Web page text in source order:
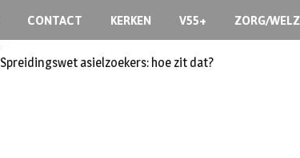
CONTACT KERKEN V55+ ZORG/
Spreidingswet asielzoekers: hoe zit dat?